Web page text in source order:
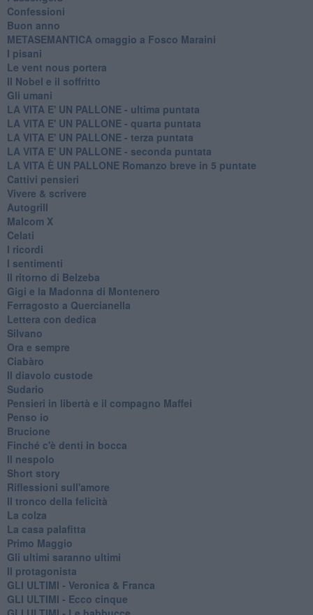
Confessioni
Buon anno
METASEMANTICA omaggio a Fosco Maraini
I pisani
Le vent nous portera
Il Nobel e il soffritto
Gli umani
LA VITA E' UN PALLONE - ultima puntata
LA VITA E' UN PALLONE - quarta puntata
LA VITA E' UN PALLONE - terza puntata
LA VITA E' UN PALLONE - seconda puntata
LA VITA È UN PALLONE Romanzo breve in 5 puntate
Cattivi pensieri
Vivere & scrivere
Autogrill
Malcom X
Celati
I ricordi
I sentimenti
Il ritorno di Belzeba
Gigi e la Madonna di Montenero
Ferragosto a Quercianella
Lettera con dedica
Silvano
Ora e sempre
Ciabàro
Il diavolo custode
Sudario
Pensieri in libertà e il compagno Maffei
Penso io
Brucione
Finché c'è denti in bocca
Il nespolo
Short story
Riflessioni sull'amore
Il tronco della felicità
La colza
La casa palafitta
Primo Maggio
Gli ultimi saranno ultimi
Il protagonista
GLI ULTIMI - Veronica & Franca
GLI ULTIMI - Ecco cinque